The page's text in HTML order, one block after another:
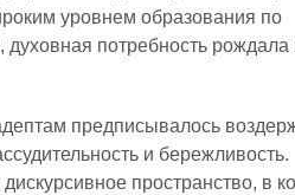
уровнем образования по
потребность
предписывалось
и бережливость.
пространство, в